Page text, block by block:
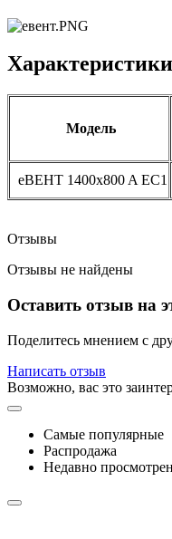
Характеристики
Модель
еВЕНТ 1400x800 A EC1
Отзывы
Отзывы не найдены
Оставить отзыв на
Поделитесь мнением с
Написать отзыв
Возможно, вас это
Самые популярные
Распродажа
Недавно